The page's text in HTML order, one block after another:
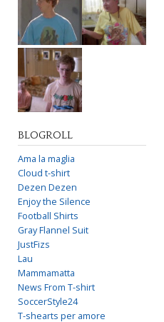
BLOGROLL
Ama la maglia
Cloud t-shirt
Dezen Dezen
Enjoy the Silence
Football Shirts
Gray Flannel Suit
JustFizs
Lau
Mammamatta
News From T-shirt
SoccerStyle24
T-shearts per amore